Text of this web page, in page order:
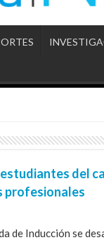
del
profesionales
de Inducción se